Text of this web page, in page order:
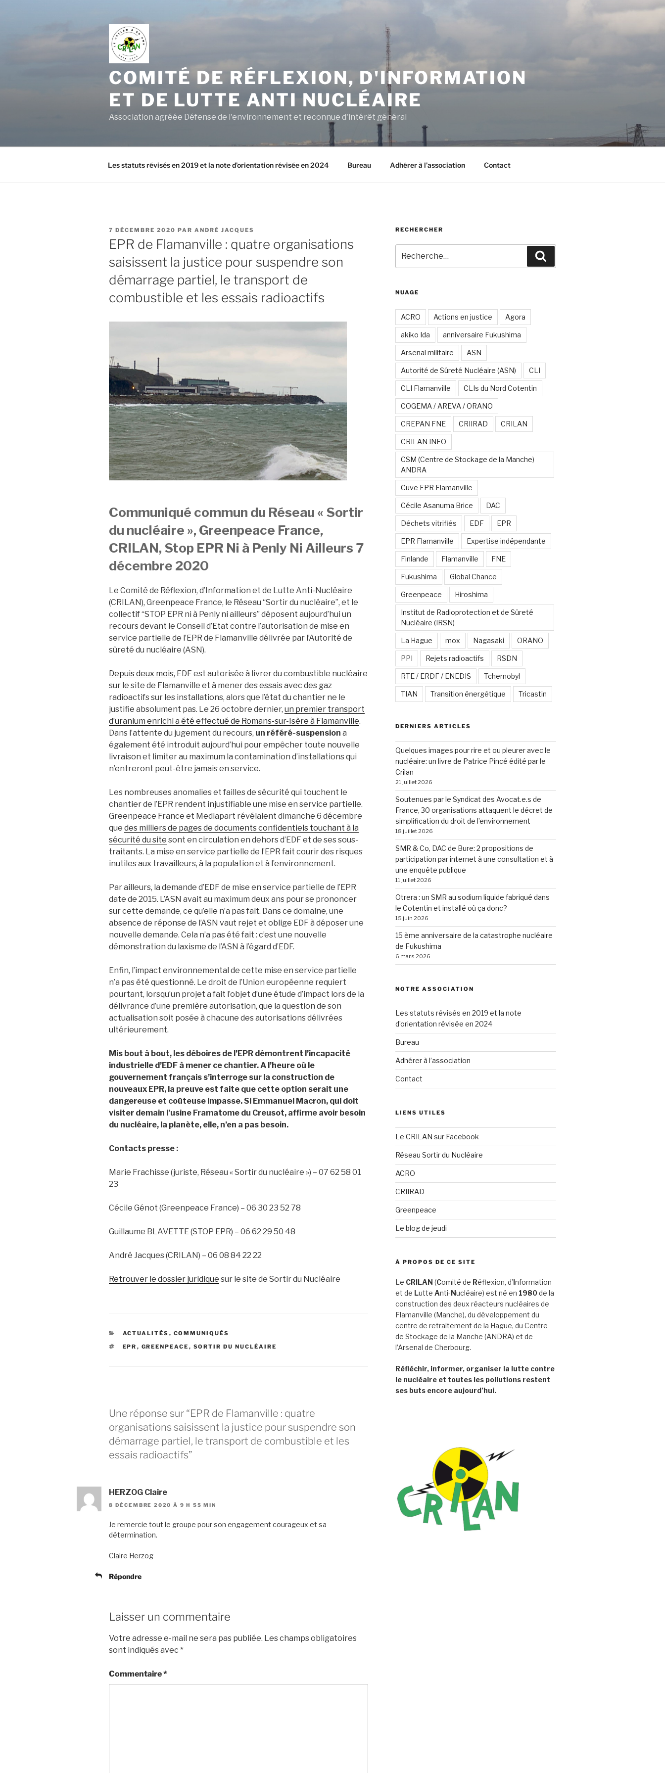
COMITÉ DE RÉFLEXION, D'INFORMATION
ET DE LUTTE ANTI NUCLÉAIRE
Association agréée Défense de l'environnement et reconnue d'intérêt général
Les statuts révisés en 2019 et la note d’orientation révisée en 2024 Bureau Adhérer à l’association Contact
PUBLIÉ
LE
7 DÉCEMBRE 2020 PAR ANDRÉ JACQUES
EPR de Flamanville : quatre organisations
saisissent la justice pour suspendre son
démarrage partiel, le transport de
combustible et les essais radioactifs
Communiqué commun du Réseau « Sortir
du nucléaire », Greenpeace France,
CRILAN, Stop EPR Ni à Penly Ni Ailleurs 7
décembre 2020
Le Comité de Réflexion, d’Information et de Lutte Anti-Nucléaire
(CRILAN), Greenpeace France, le Réseau “Sortir du nucléaire”, et le
collectif “STOP EPR ni à Penly ni ailleurs” déposent aujourd’hui un
recours devant le Conseil d’Etat contre l’autorisation de mise en
service partielle de l’EPR de Flamanville délivrée par l’Autorité de
sûreté du nucléaire (ASN).
Depuis deux mois, EDF est autorisée à livrer du combustible nucléaire
sur le site de Flamanville et à mener des essais avec des gaz
radioactifs sur les installations, alors que l’état du chantier ne le
justifie absolument pas. Le 26 octobre dernier, un premier transport
d’uranium enrichi a été effectué de Romans-sur-Isère à Flamanville.
Dans l’attente du jugement du recours, un référé-suspension a
également été introduit aujourd’hui pour empêcher toute nouvelle
livraison et limiter au maximum la contamination d’installations qui
n’entreront peut-être jamais en service.
Les nombreuses anomalies et failles de sécurité qui touchent le
chantier de l’EPR rendent injustifiable une mise en service partielle.
Greenpeace France et Mediapart révélaient dimanche 6 décembre
que des milliers de pages de documents confidentiels touchant à la
sécurité du site sont en circulation en dehors d’EDF et de ses sous-
traitants. La mise en service partielle de l’EPR fait courir des risques
inutiles aux travailleurs, à la population et à l’environnement.
Par ailleurs, la demande d’EDF de mise en service partielle de l’EPR
date de 2015. L’ASN avait au maximum deux ans pour se prononcer
sur cette demande, ce qu’elle n’a pas fait. Dans ce domaine, une
absence de réponse de l’ASN vaut rejet et oblige EDF à déposer une
nouvelle demande. Cela n’a pas été fait : c’est une nouvelle
démonstration du laxisme de l’ASN à l’égard d’EDF.
Enfin, l’impact environnemental de cette mise en service partielle
n’a pas été questionné. Le droit de l’Union européenne requiert
pourtant, lorsqu’un projet a fait l’objet d’une étude d’impact lors de la
délivrance d’une première autorisation, que la question de son
actualisation soit posée à chacune des autorisations délivrées
ultérieurement.
Mis bout à bout, les déboires de l’EPR démontrent l’incapacité
industrielle d’EDF à mener ce chantier. A l’heure où le
gouvernement français s’interroge sur la construction de
nouveaux EPR, la preuve est faite que cette option serait une
dangereuse et coûteuse impasse. Si Emmanuel Macron, qui doit
visiter demain l’usine Framatome du Creusot, affirme avoir besoin
du nucléaire, la planète, elle, n’en a pas besoin.
Contacts presse :
Marie Frachisse (juriste, Réseau « Sortir du nucléaire ») – 07 62 58 01
23
Cécile Génot (Greenpeace France) – 06 30 23 52 78
Guillaume BLAVETTE (STOP EPR) – 06 62 29 50 48
André Jacques (CRILAN) – 06 08 84 22 22
Retrouver le dossier juridique sur le site de Sortir du Nucléaire
CATÉGORIES
ACTUALITÉS , COMMUNIQUÉS
ÉTIQUETTES
EPR , GREENPEACE , SORTIR DU NUCLÉAIRE
Une réponse sur “EPR de Flamanville : quatre
organisations saisissent la justice pour suspendre son
démarrage partiel, le transport de combustible et les
essais radioactifs”
HERZOG Claire
8 DÉCEMBRE 2020 À 9 H 55 MIN
Je remercie tout le groupe pour son engagement courageux et sa
détermination.
Claire Herzog
Répondre
Laisser un commentaire
Votre adresse e-mail ne sera pas publiée. Les champs obligatoires
sont indiqués avec *
Commentaire*
RECHERCHER
pour
:
NUAGE
ACRO Actions en justice Agora
akiko Ida anniversaire Fukushima
Arsenal militaire ASN
Autorité de Sûreté Nucléaire (ASN) CLI
CLI Flamanville CLIs du Nord Cotentin
COGEMA / AREVA / ORANO
CREPAN FNE CRIIRAD CRILAN
CRILAN INFO
CSM (Centre de Stockage de la Manche)
ANDRA
Cuve EPR Flamanville
Cécile Asanuma Brice DAC
Déchets vitrifiés EDF EPR
EPR Flamanville Expertise indépendante
Finlande Flamanville FNE
Fukushima Global Chance
Greenpeace Hiroshima
Institut de Radioprotection et de Sûreté
Nucléaire (IRSN)
La Hague mox Nagasaki ORANO
PPI Rejets radioactifs RSDN
RTE / ERDF / ENEDIS Tchernobyl
TIAN Transition énergétique Tricastin
DERNIERS ARTICLES
Quelques images pour rire et ou pleurer avec le
nucléaire: un livre de Patrice Pincé édité par le
Crilan
21 juillet 2026
Soutenues par le Syndicat des Avocat.e.s de
France, 30 organisations attaquent le décret de
simplification du droit de l’environnement
18 juillet 2026
SMR & Co, DAC de Bure: 2 propositions de
participation par internet à une consultation et à
une enquête publique
11 juillet 2026
Otrera : un SMR au sodium liquide fabriqué dans
le Cotentin et installé où ça donc?
15 juin 2026
15 ème anniversaire de la catastrophe nucléaire
de Fukushima
6 mars 2026
NOTRE ASSOCIATION
Les statuts révisés en 2019 et la note
d’orientation révisée en 2024
Bureau
Adhérer à l’association
Contact
LIENS UTILES
Le CRILAN sur Facebook
Réseau Sortir du Nucléaire
ACRO
CRIIRAD
Greenpeace
Le blog de jeudi
À PROPOS DE CE SITE
Le CRILAN (Comité de Réflexion, d’Information
et de Lutte Anti-Nucléaire) est né en 1980de la
construction des deux réacteurs nucléaires de
Flamanville (Manche), du développement du
centre de retraitement de la Hague, du Centre
de Stockage de la Manche (ANDRA) et de
l’Arsenal de Cherbourg.
Réfléchir, informer, organiser la lutte contre
le nucléaire et toutes les pollutions restent
ses buts encore aujourd’hui.